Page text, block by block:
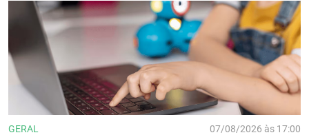
GERAL 07/08/2026 às 17:00